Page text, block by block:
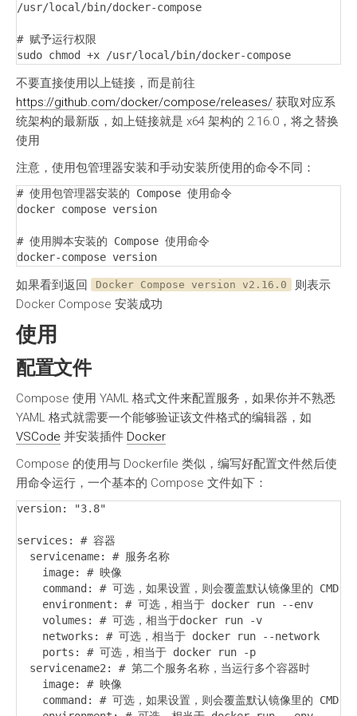
/usr/local/bin/docker-compose
# 赋予运行权限
sudo chmod +x /usr/local/bin/docker-compose
不要直接使用以上链接，而是前往
https://github.com/docker/compose/releases/ 获取对应系
统架构的最新版，如上链接就是 x64 架构的 2.16.0，将之替换
使用
注意，使用包管理器安装和手动安装所使用的命令不同：
# 使用包管理器安装的 Compose 使用命令
docker compose version
# 使用脚本安装的 Compose 使用命令
docker-compose version
如果看到返回 Docker Compose version v2.16.0
则表示
Docker Compose 安装成功
使用
配置文件
Compose 使用 YAML 格式文件来配置服务，如果你并不熟悉
YAML 格式就需要一个能够验证该文件格式的编辑器，如
VSCode 并安装插件 Docker
Compose 的使用与 Dockerfile 类似，编写好配置文件然后使
用命令运行，一个基本的 Compose 文件如下：
version: "3.8"
services: # 容器